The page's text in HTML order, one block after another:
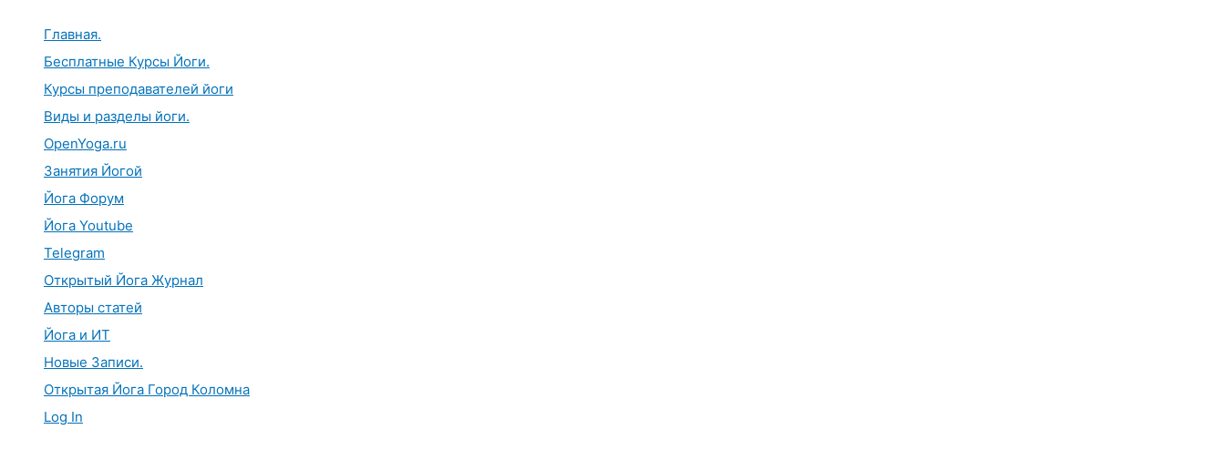
Главная.
Бесплатные Курсы Йоги.
Курсы преподавателей йоги
Виды и разделы йоги.
OpenYoga.ru
Занятия Йогой
Йога Форум
Йога Youtube
Telegram
Открытый Йога Журнал
Авторы статей
Йога и ИТ
Новые Записи.
Открытая Йога Город Коломна
Log In